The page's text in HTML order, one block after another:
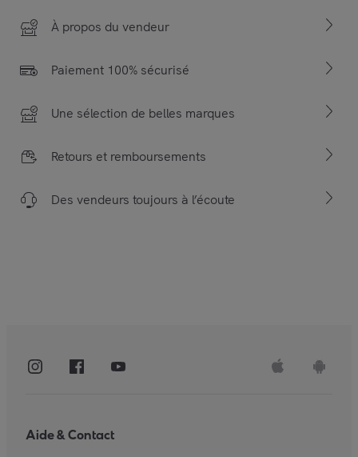
À propos du vendeur
Paiement 100% sécurisé
Une sélection de belles marques
Retours et remboursements
Des vendeurs toujours à l’écoute
Aide & Contact